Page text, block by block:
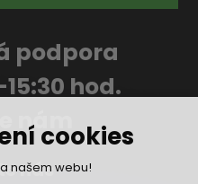
cookies
našem webu!
podpora
hod.
nám
nás